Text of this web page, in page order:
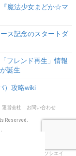
『魔法少女まどか☆マ
ス記念のスタートダ
フレンド再生」情報
誕生
）攻略wiki
運営会社 お問い合わせ
Reserved.
。
は、掲載商品の提供
、Amazon.co.jp アソシエイ